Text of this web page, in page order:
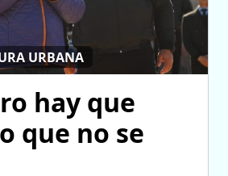
URBANA
hay que
que no se